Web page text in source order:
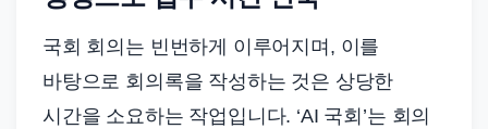
국회 회의는 빈번하게 이루어지며, 이를
바탕으로 회의록을 작성하는 것은 상당한
시간을 소요하는 작업입니다. ‘AI 국회’는 회의